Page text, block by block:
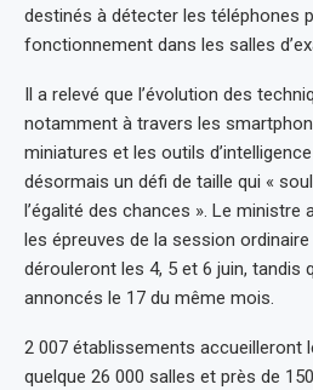
destinés à détecter les téléphones
fonctionnement dans les salles
Il a relevé que l’évolution des
notamment à travers les
miniatures et les outils
désormais un défi de taille qui «
l’égalité des chances ». Le ministre
les épreuves de la session
dérouleront les 4, 5 et 6 juin, tandis
annoncés le 17 du même mois.
2 007 établissements accueilleront
quelque 26 000 salles et près de